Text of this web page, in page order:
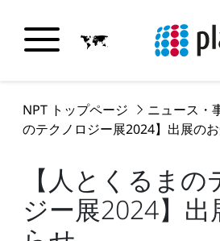
NPT トップページ ニュース・
のテクノロジー展2024】出展の
【人とくるまの
ジー展2024】出